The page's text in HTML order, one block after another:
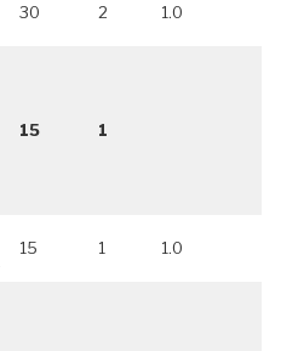
30 2 1.0
15 1
15 1 1.0